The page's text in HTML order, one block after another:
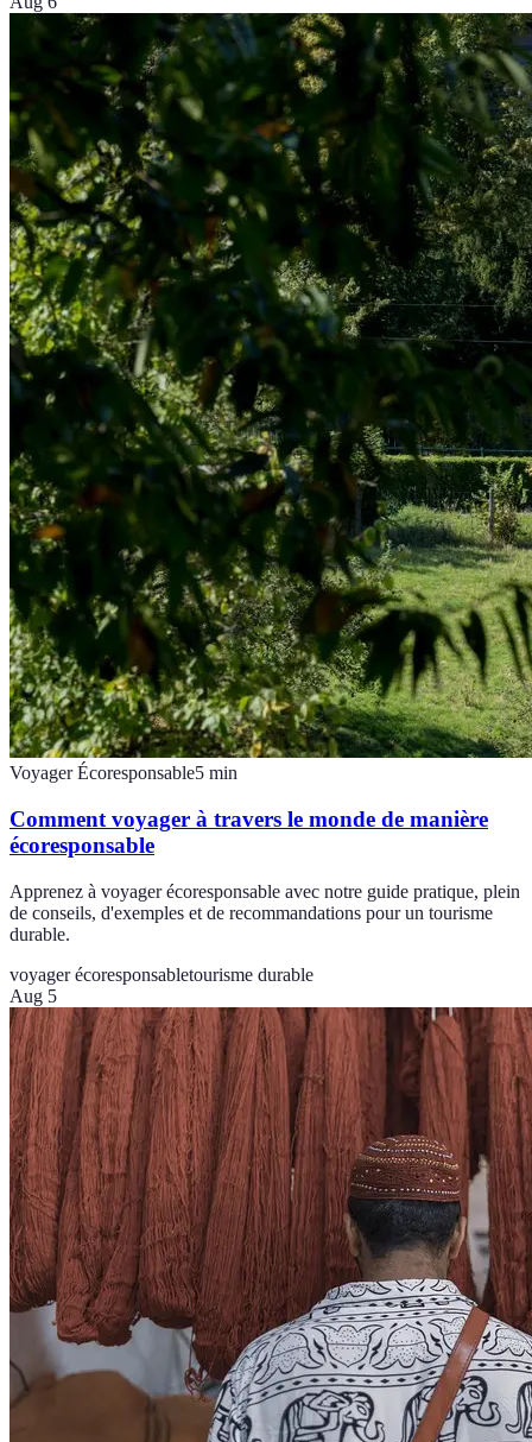
Voyager Écoresponsable5 min
Comment voyager à travers le monde de manière
écoresponsable
Apprenez à voyager écoresponsable avec notre guide pratique, plein
de conseils, d'exemples et de recommandations pour un tourisme
durable.
voyager écoresponsabletourisme durable
Aug 5